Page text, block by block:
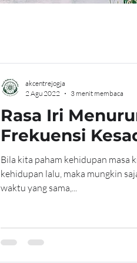
Rasa Iri
Frekuensi
Bila kita paham kehidupan masa
kehidupan lalu, maka mungkin
waktu yang sama,...
akcentrejogja
2 Agu 2022
3 menit membaca